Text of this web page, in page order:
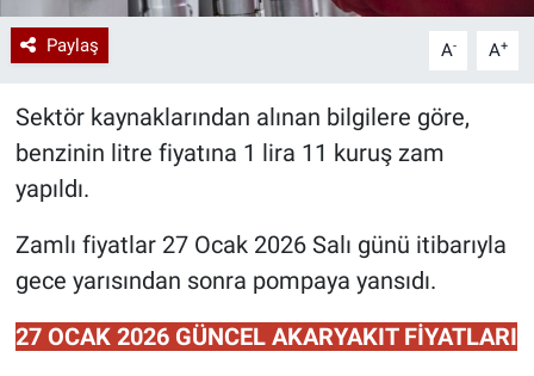
Paylaş A- A+
Sektör kaynaklarından alınan bilgilere göre,
benzinin litre fiyatına 1 lira 11 kuruş zam
yapıldı.
Zamlı fiyatlar 27 Ocak 2026 Salı günü itibarıyla
gece yarısından sonra pompaya yansıdı.
27 OCAK 2026 GÜNCEL AKARYAKIT FİYATLARI
Ramazan